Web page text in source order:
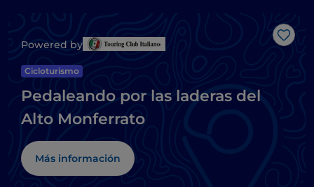
Me
Powered by
Cicloturismo
Pedaleando por las laderas del
Alto Monferrato
Más información